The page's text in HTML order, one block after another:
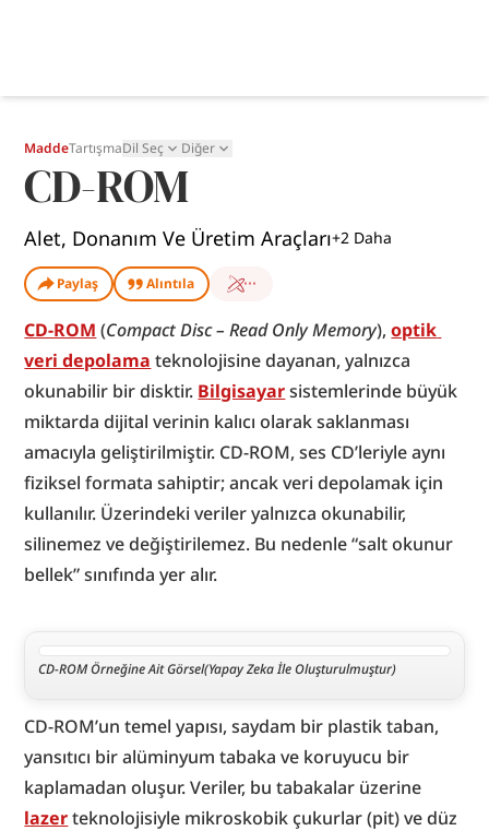
MaddeTartışmaDil Seç Diğer
CD-ROM
Alet, Donanım Ve Üretim Araçları+2 Daha
Paylaş Alıntıla
CD-ROM (Compact Disc – Read Only Memory), optik
veri depolama teknolojisine dayanan, yalnızca
okunabilir bir disktir. Bilgisayar sistemlerinde büyük
miktarda dijital verinin kalıcı olarak saklanması
amacıyla geliştirilmiştir. CD-ROM, ses CD’leriyle aynı
fiziksel formata sahiptir; ancak veri depolamak için
kullanılır. Üzerindeki veriler yalnızca okunabilir,
silinemez ve değiştirilemez. Bu nedenle “salt okunur
bellek” sınıfında yer alır.
CD-ROM Örneğine Ait Görsel(Yapay Zeka İle Oluşturulmuştur)
CD-ROM’un temel yapısı, saydam bir plastik taban,
yansıtıcı bir alüminyum tabaka ve koruyucu bir
lazer teknolojisiyle mikroskobik çukurlar (pit) ve düz